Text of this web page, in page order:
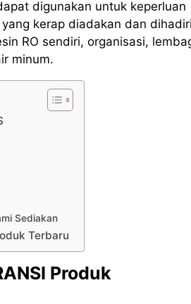
digunakan untuk keperluan
kerap diadakan dan dihadiri
RO sendiri, organisasi,
minum.
Sediakan
Terbaru
Produk